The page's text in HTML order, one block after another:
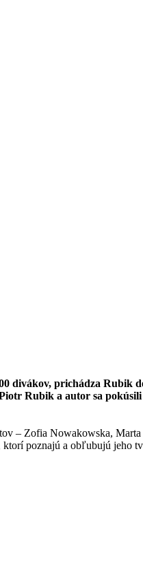
divákov, prichádza Rubik
Rubik a autor sa
– Zofia Nowakowska,
poznajú a obľubujú jeho